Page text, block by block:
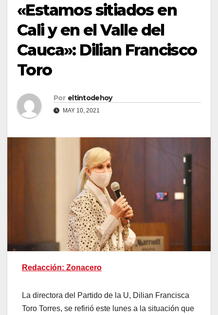
«Estamos sitiados en
Cali y en el Valle del
Cauca»: Dilian Francisco
Toro
Por eltintodehoy
MAY 10, 2021
Redacción: Zonacero
La directora del Partido de la U, Dilian Francisca
Toro Torres, se refirió este lunes a la situación que